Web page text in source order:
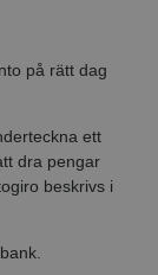
på rätt dag
ett
dra pengar
beskrivs i